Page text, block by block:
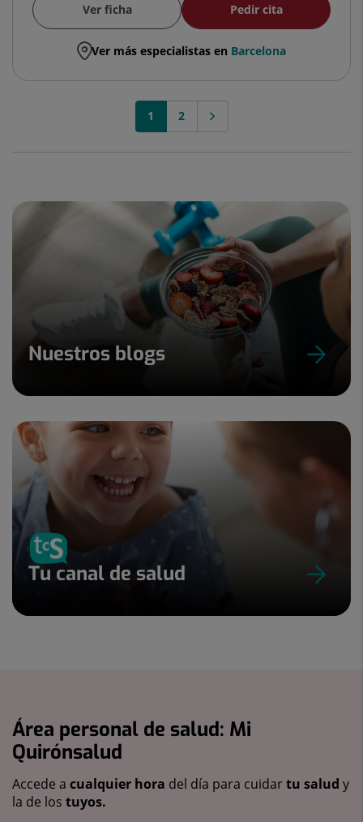
Ver ficha Pedir cita
Ver más especialistas en Barcelona
1 2
Nuestros blogs
Tu canal de salud
Área personal de salud: Mi
Quirónsalud
Accede a cualquier hora del día para cuidartu salud y
la de los tuyos.